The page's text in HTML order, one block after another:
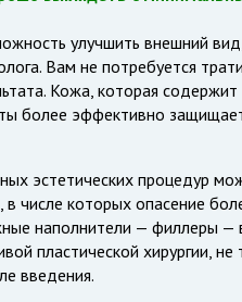
улучшить внешний
Вам не потребуется
Кожа, которая
более эффективно
эстетических процедур
числе которых опасение
наполнители — филлеры —
пластической хирургии,
введения.